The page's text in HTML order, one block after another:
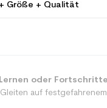
Größe + Qualität
Lernen oder
auf